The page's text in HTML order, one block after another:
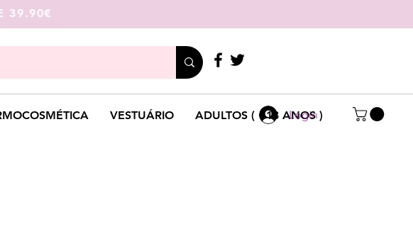
VESTUÁRIO ADULTOS ( +18 ANOS )
Login
39.90€